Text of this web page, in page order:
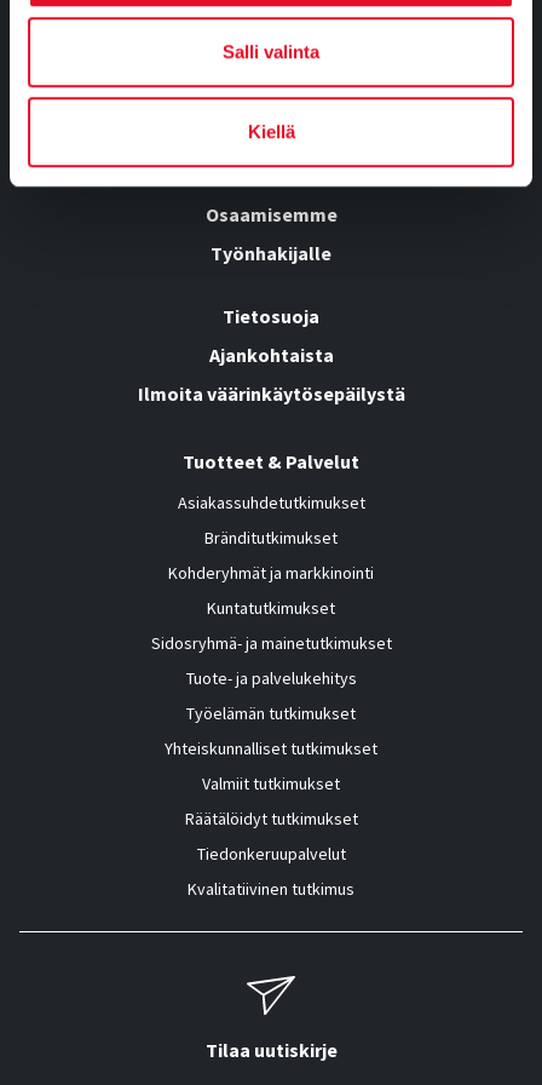
Salli valinta
Kiellä
Yhteystiedot
Osaamisemme
Työnhakijalle
Tietosuoja
Ajankohtaista
Ilmoita väärinkäytösepäilystä
Tuotteet & Palvelut
Asiakassuhdetutkimukset
Bränditutkimukset
Kohderyhmät ja markkinointi
Kuntatutkimukset
Sidosryhmä- ja mainetutkimukset
Tuote- ja palvelukehitys
Työelämän tutkimukset
Yhteiskunnalliset tutkimukset
Valmiit tutkimukset
Räätälöidyt tutkimukset
Tiedonkeruupalvelut
Kvalitatiivinen tutkimus
Tilaa uutiskirje